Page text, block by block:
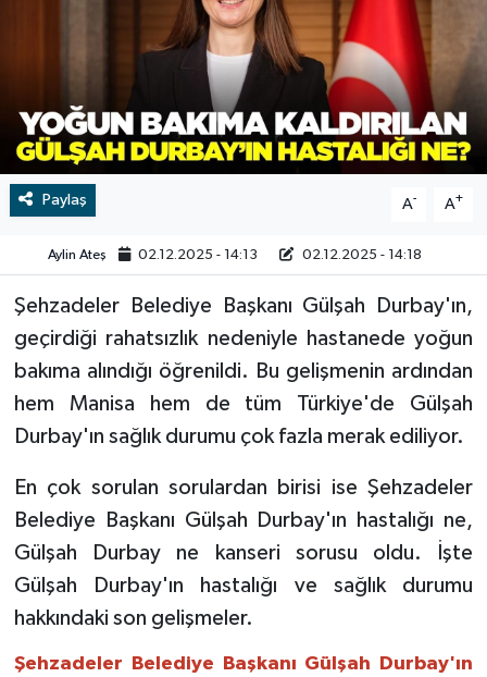
Paylaş A- A+
Aylin Ateş 02.12.2025 - 14:13 02.12.2025 - 14:18
Şehzadeler Belediye Başkanı Gülşah Durbay'ın,
geçirdiği rahatsızlık nedeniyle hastanede yoğun
bakıma alındığı öğrenildi. Bu gelişmenin ardından
hem Manisa hem de tüm Türkiye'de Gülşah
Durbay'ın sağlık durumu çok fazla merak ediliyor.
En çok sorulan sorulardan birisi ise Şehzadeler
Belediye Başkanı Gülşah Durbay'ın hastalığı ne,
Gülşah Durbay ne kanseri sorusu oldu. İşte
Gülşah Durbay'ın hastalığı ve sağlık durumu
hakkındaki son gelişmeler.
Şehzadeler Belediye Başkanı Gülşah Durbay'ın
Künye
SPOR
Vefat